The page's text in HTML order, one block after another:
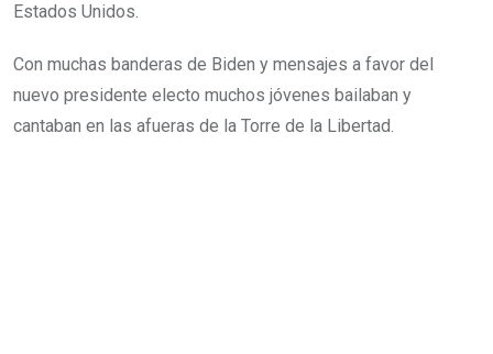
Estados Unidos.
Con muchas banderas de Biden y mensajes a favor del
nuevo presidente electo muchos jóvenes bailaban y
cantaban en las afueras de la Torre de la Libertad.